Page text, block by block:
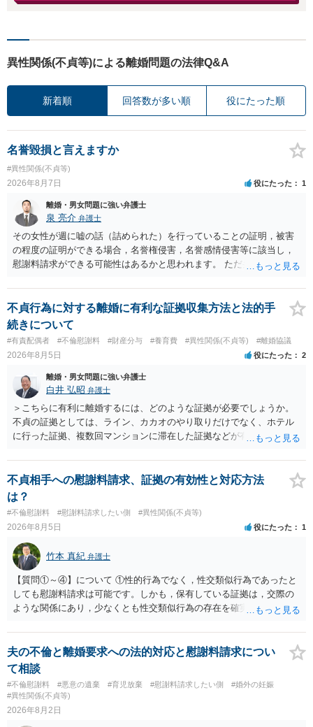
異性関係(不貞等)による離婚問題の法律Q&A
新着順 回答数が多い順 役にたった順
名誉毀損と言えますか
#異性関係(不貞等)
2026年8月7日 役にたった 1
離婚・男女問題に強い弁護士
泉 亮介 弁護士
その女性が週に嘘の話（詰められた）を行っていることの証明，被害
の程度の証明ができる場合，名誉権侵害，名誉感情侵害等に該当し，
慰謝料請求ができる可能性はあるかと思われます。 ただ弁護士費用を
た方が良いでしょう。
不貞行為に対する離婚に有利な証拠収集方法と法的手
続きについて
#有責配偶者 #不倫慰謝料 #財産分与 #養育費 #異性関係(不貞等) #離婚協議
2026年8月5日 役にたった 2
離婚・男女問題に強い弁護士
白井 弘昭 弁護士
＞こちらに有利に離婚するには、どのような証拠が必要でしょうか。
不貞の証拠としては、ライン、カカオのやり取りだけでなく、ホテル
に行った証拠、複数回マンションに滞在した証拠などが有効です。 不
婚する、慰謝料をとるなど）ことができると思われます。 ただし、不
貞発覚後、長期間同居を続けると、不貞を許したとの評価につながる
場合がありますので、ご注意ください。 以上、ご参考まで。
不貞相手への慰謝料請求、証拠の有効性と対応方法
は？
#不倫慰謝料 #慰謝料請求したい側 #異性関係(不貞等)
2026年8月5日 役にたった 1
竹本 真紀 弁護士
【質問①～④】について ①性的行為でなく，性交類似行為であったと
しても慰謝料請求は可能です。しかも，保有している証拠は，交際の
ような関係にあり，少なくとも性交類似行為の存在を確実に証明でき
ことを窺わせるものです。）。ですから，慰謝料請求を進めることで
よいと思います。 ただ．慰謝料額については，婚姻破綻に至っていな
いとして，この点を考慮されることになるかもしれません。 ②夫との
今後のことを考えて書いてもらうか否かを検討するのがよいと思いま
す。今ある証拠以上のことを証明（証明力を強めることも含む）でき
るのであれば，前向きに検討を進めるという考え方でもよいでしょ
夫の不倫と離婚要求への法的対応と慰謝料請求につい
て相談
#不倫慰謝料 #悪意の遺棄 #育児放棄 #慰謝料請求したい側
#婚外の妊娠
#異性関係(不貞等)
2026年8月2日